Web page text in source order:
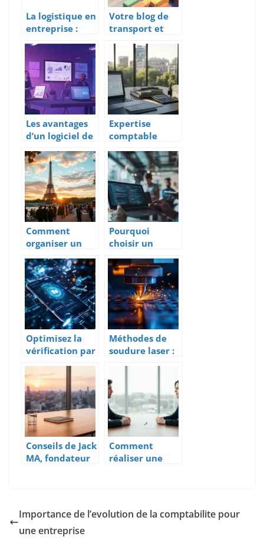
La logistique en
entreprise :
rôle,
importance et
gestion des
risques dans la
chaîne
d’approvisionn
ement
Votre blog de
transport et
logistique : 5
pratiques
innovantes
pour optimiser
votre chaîne
logistique
Les avantages
d’un logiciel de
gestion
commerciale
gratuit pour les
petites
entreprises
Expertise
comptable
digitale a
Dieppe : le
comparatif des
meilleurs
cabinets
Comment
organiser un
anniversaire
d’entreprise
mémorable à
Paris
Pourquoi
choisir un
développemen
t logiciel sur
mesure
Optimisez la
vérification par
téléphone avec
une API SMS
performante et
économique
Méthodes de
soudure laser :
quelles options
pour une
précision
optimale ?
Conseils de Jack
MA, fondateur
différemment
pour
transformer
Comment
réaliser une
anticiper les
objections de
Importance de l’evolution de la comptabilite pour
une entreprise